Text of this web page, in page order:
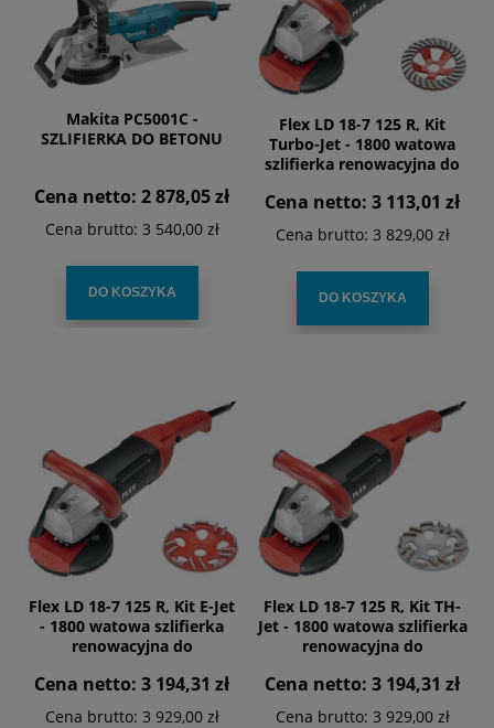
Makita PC5001C -
SZLIFIERKA DO BETONU
Cena netto: 2 878,05 zł
Cena brutto: 3 540,00 zł
DO KOSZYKA
Flex LD 18-7 125 R, Kit
Turbo-Jet - 1800 watowa
szlifierka renowacyjna do
blisko krawędzi , 125mm
Cena netto: 3 113,01 zł
Cena brutto: 3 829,00 zł
DO KOSZYKA
Flex LD 18-7 125 R, Kit E-Jet
- 1800 watowa szlifierka
renowacyjna do
blisko krawędzi , 125mm
Cena netto: 3 194,31 zł
Cena brutto: 3 929,00 zł
Flex LD 18-7 125 R, Kit TH-
Jet - 1800 watowa szlifierka
renowacyjna do
blisko krawędzi , 125mm
Cena netto: 3 194,31 zł
Cena brutto: 3 929,00 zł